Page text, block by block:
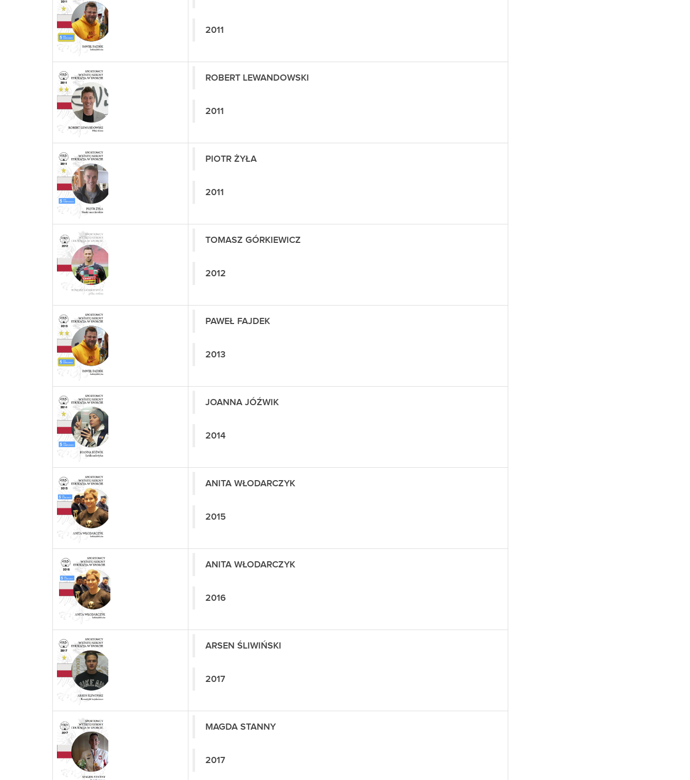
2011
ROBERT LEWANDOWSKI
2011
PIOTR ŻYŁA
2011
TOMASZ GÓRKIEWICZ
2012
PAWEŁ FAJDEK
2013
JOANNA JÓŹWIK
2014
ANITA WŁODARCZYK
2015
ANITA WŁODARCZYK
2016
ARSEN ŚLIWIŃSKI
2017
MAGDA STANNY
2017